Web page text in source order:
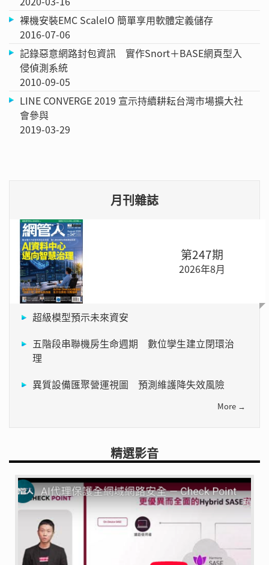
裸機安裝EMC ScaleIO 簡單享用軟體定義儲存
2016-07-06
記錄惡意網路封包資訊 實作Snort＋BASE網頁型入
侵偵測系統
2010-09-05
LINE CONVERGE 2019 宣示持續耕耘台灣市場擴大社
會參與
2019-03-29
月刊雜誌
第247期
2026年8月
超級模型預示未來資安
五階段串聯機房生命週期 數位孿生建立閉環治
理
異質設備匯聚營運視圖 預測維護降失效風險
More →
精選影音